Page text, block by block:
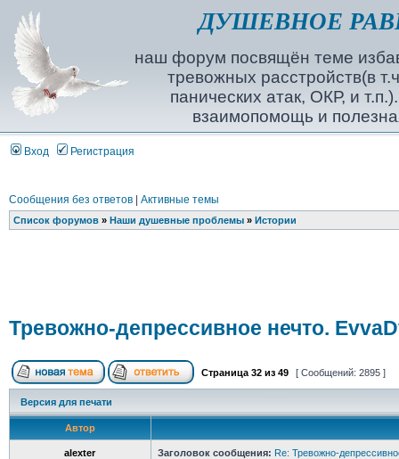
ДУШЕВНОЕ
наш форум посвящён теме
тревожных расстройств(в
панических атак, ОКР, и
взаимопомощь и
Вход Регистрация
Сообщения без ответов| Активные темы
Список форумов» Наши душевные проблемы» Истории
Тревожно-депрессивное нечто.
Страница 32из 49 [ Сообщений: 2895 ]
Версия для печати
Автор
alexter Заголовок сообщения: Re: Тревожно-